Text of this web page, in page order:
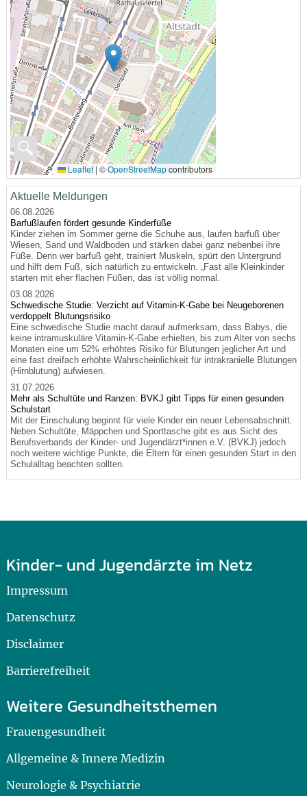
🔍
Leaflet | ©OpenStreetMapcontributors
Aktuelle Meldungen
06.08.2026
Barfußlaufen fördert gesunde Kinderfüße
Kinder ziehen im Sommer gerne die Schuhe aus, laufen barfuß über
Wiesen, Sand und Waldboden und stärken dabei ganz nebenbei ihre
Füße. Denn wer barfuß geht, trainiert Muskeln, spürt den Untergrund
und hilft dem Fuß, sich natürlich zu entwickeln. „Fast alle Kleinkinder
starten mit eher flachen Füßen, das ist völlig normal.
03.08.2026
Schwedische Studie: Verzicht auf Vitamin-K-Gabe bei Neugeborenen
verdoppelt Blutungsrisiko
Eine schwedische Studie macht darauf aufmerksam, dass Babys, die
keine intramuskuläre Vitamin-K-Gabe erhielten, bis zum Alter von sechs
Monaten eine um 52% erhöhtes Risiko für Blutungen jeglicher Art und
eine fast dreifach erhöhte Wahrscheinlichkeit für intrakranielle Blutungen
(Hirnblutung) aufwiesen.
31.07.2026
Mehr als Schultüte und Ranzen: BVKJ gibt Tipps für einen gesunden
Schulstart
Mit der Einschulung beginnt für viele Kinder ein neuer Lebensabschnitt.
Neben Schultüte, Mäppchen und Sporttasche gibt es aus Sicht des
Berufsverbands der Kinder- und Jugendärzt*innen e.V. (BVKJ) jedoch
noch weitere wichtige Punkte, die Eltern für einen gesunden Start in den
Schulalltag beachten sollten.
Kinder- und Jugendärzte im Netz
Impressum
Datenschutz
Disclaimer
Barrierefreiheit
Weitere Gesundheitsthemen
Frauengesundheit
Allgemeine & Innere Medizin
Neurologie & Psychiatrie